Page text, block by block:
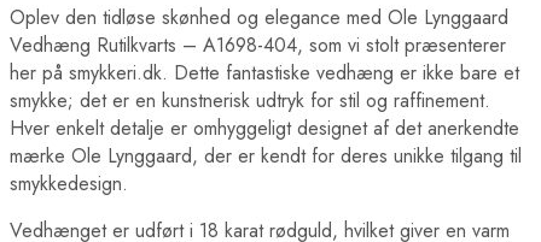
Oplev den tidløse skønhed og elegance med Ole Lynggaard
Vedhæng Rutilkvarts – A1698-404, som vi stolt præsenterer
her på smykkeri.dk. Dette fantastiske vedhæng er ikke bare et
smykke; det er en kunstnerisk udtryk for stil og raffinement.
Hver enkelt detalje er omhyggeligt designet af det anerkendte
mærke Ole Lynggaard, der er kendt for deres unikke tilgang til
smykkedesign.
Vedhænget er udført i 18 karat rødguld, hvilket giver en varm